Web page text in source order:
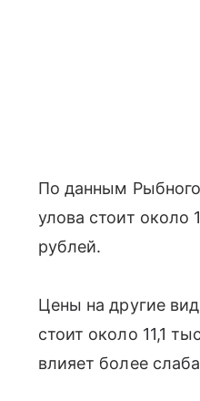
По данным
улова стоит около
рублей.
Цены на другие
стоит около 11,1
влияет более